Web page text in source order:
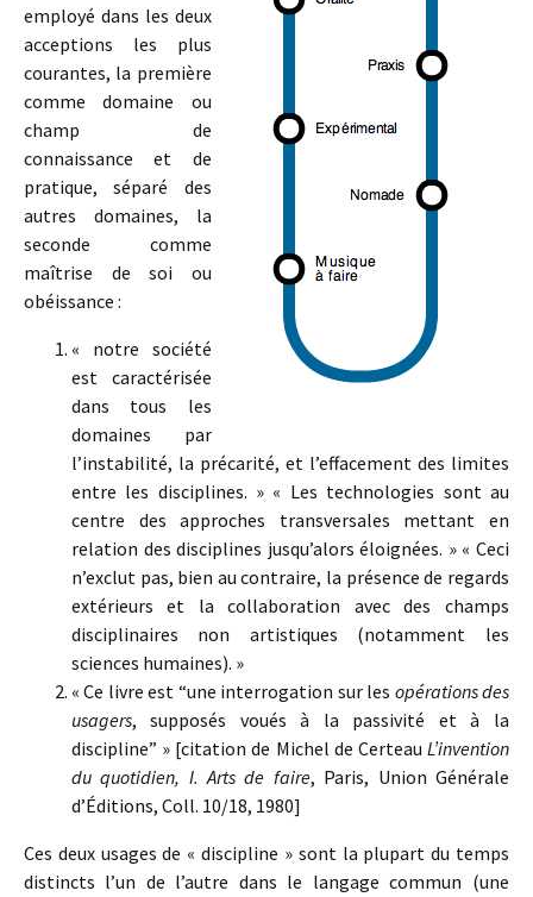
employé dans les deux
acceptions les plus
courantes, la première
comme domaine ou
champ de
connaissance et de
pratique, séparé des
autres domaines, la
seconde comme
maîtrise de soi ou
obéissance :
« notre société
est caractérisée
dans tous les
domaines par
l’instabilité, la précarité, et l’effacement des limites
entre les disciplines. » « Les technologies sont au
centre des approches transversales mettant en
relation des disciplines jusqu’alors éloignées. » « Ceci
n’exclut pas, bien au contraire, la présence de regards
extérieurs et la collaboration avec des champs
disciplinaires non artistiques (notamment les
sciences humaines). »
« Ce livre est “une interrogation sur les opérations des
usagers, supposés voués à la passivité et à la
discipline” » [citation de Michel de Certeau L’invention
du quotidien, I. Arts de faire, Paris, Union Générale
d’Éditions, Coll. 10/18, 1980]
Ces deux usages de « discipline » sont la plupart du temps
distincts l’un de l’autre dans le langage commun (une